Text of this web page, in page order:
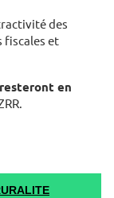
des
fiscales et
resteront en